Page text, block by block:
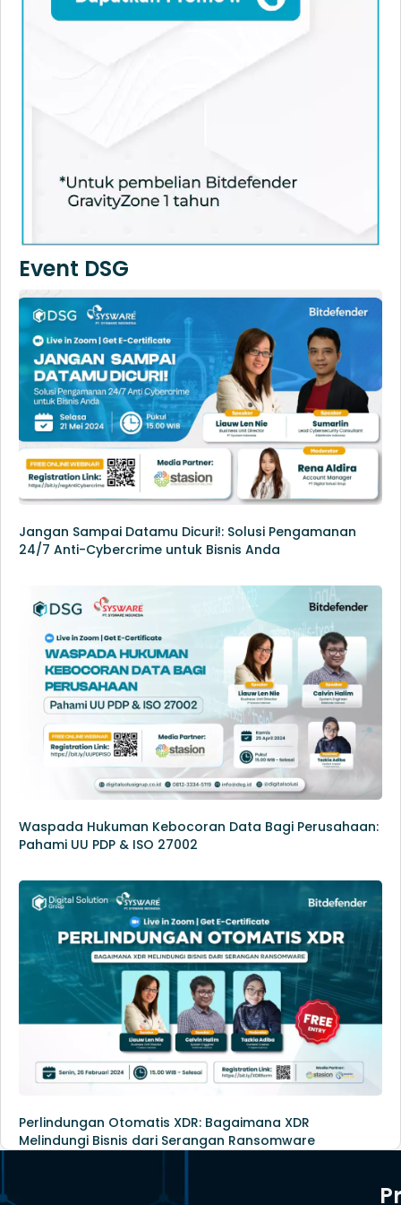
Event DSG
Jangan Sampai Datamu Dicuri!: Solusi Pengamanan
24/7 Anti-Cybercrime untuk Bisnis Anda
Waspada Hukuman Kebocoran Data Bagi Perusahaan:
Pahami UU PDP & ISO 27002
Perlindungan Otomatis XDR: Bagaimana XDR
Melindungi Bisnis dari Serangan Ransomware